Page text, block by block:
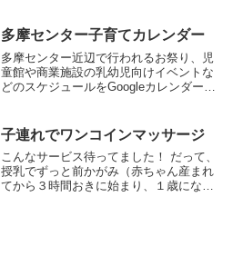
多摩センター子育てカレンダー
多摩センター近辺で行われるお祭り、児
童館や商業施設の乳幼児向けイベントな
どのスケジュールをGoogleカレンダーに
というときに是非お役立てください。 ※
イベント情報の...
子連れでワンコインマッサージ
こんなサービス待ってました！ だって、
授乳でずっと前かがみ（赤ちゃん産まれ
てから３時間おきに始まり、１歳になる